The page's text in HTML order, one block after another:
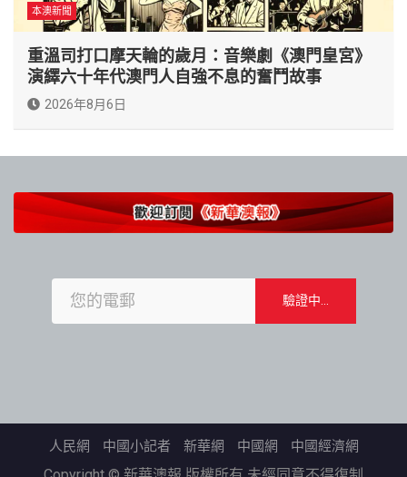
本澳新聞
重溫司打口摩天輪的歲月：音樂劇《澳門皇宮》
演繹六十年代澳門人自強不息的奮鬥故事
2026年8月6日
人民網 中國小記者 新華網 中國網 中國經濟網